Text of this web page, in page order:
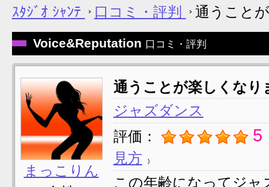
ｽﾀｼﾞｵ ｼｬﾝﾃ 口コミ・評判 通うこと
Voice&Reputation 口コミ・評判
まっこりん
通うことが楽しくな
ジャズダンス
評価：
5
見方
この年齢になってジ